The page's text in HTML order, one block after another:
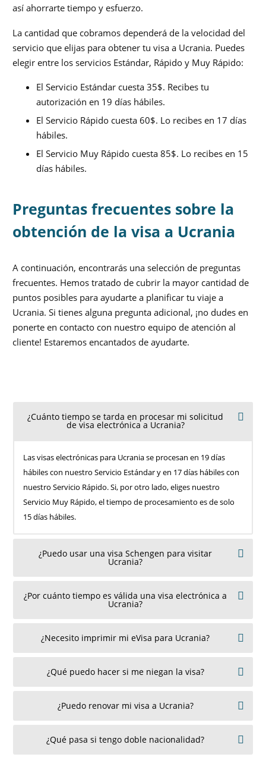
así ahorrarte tiempo y esfuerzo.
La cantidad que cobramos dependerá de la velocidad del
servicio que elijas para obtener tu visa a Ucrania. Puedes
elegir entre los servicios Estándar, Rápido y Muy Rápido:
El Servicio Estándar cuesta 35$. Recibes tu
autorización en 19 días hábiles.
El Servicio Rápido cuesta 60$. Lo recibes en 17 días
hábiles.
El Servicio Muy Rápido cuesta 85$. Lo recibes en 15
días hábiles.
Preguntas frecuentes sobre la
obtención de la visa a Ucrania
A continuación, encontrarás una selección de preguntas
frecuentes. Hemos tratado de cubrir la mayor cantidad de
puntos posibles para ayudarte a planificar tu viaje a
Ucrania. Si tienes alguna pregunta adicional, ¡no dudes en
ponerte en contacto con nuestro equipo de atención al
cliente! Estaremos encantados de ayudarte.
¿Cuánto tiempo se tarda en procesar mi solicitud
de visa electrónica a Ucrania?
Las visas electrónicas para Ucrania se procesan en 19 días
hábiles con nuestro Servicio Estándar y en 17 días hábiles con
nuestro Servicio Rápido. Si, por otro lado, eliges nuestro
Servicio Muy Rápido, el tiempo de procesamiento es de solo
15 días hábiles.
¿Puedo usar una visa Schengen para visitar
Ucrania?
¿Por cuánto tiempo es válida una visa electrónica a
Ucrania?
¿Necesito imprimir mi eVisa para Ucrania?
¿Qué puedo hacer si me niegan la visa?
¿Puedo renovar mi visa a Ucrania?
¿Qué pasa si tengo doble nacionalidad?